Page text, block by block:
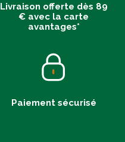
Livraison offerte dès 89
€ avec la carte
avantages*
Paiement sécurisé